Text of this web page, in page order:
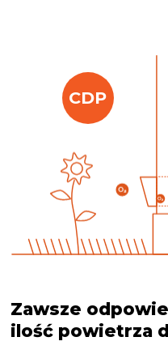
CDP
Zawsze
ilość powietrza